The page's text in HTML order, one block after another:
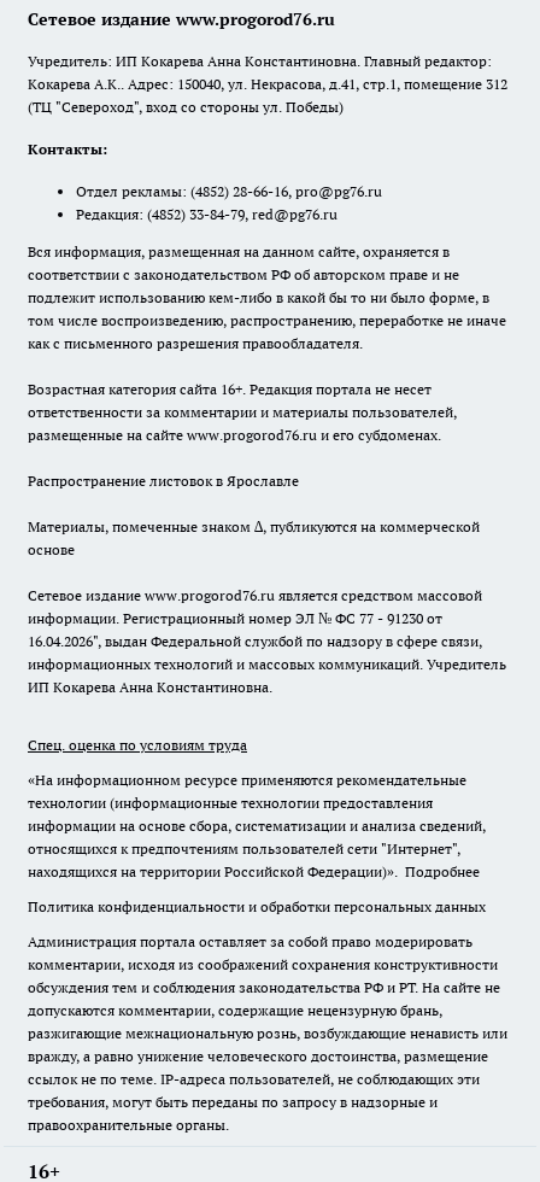
Сетевое издание www.progorod76.ru
Учредитель: ИП Кокарева Анна Константиновна. Главный редактор:
Кокарева А.К.. Адрес: 150040, ул. Некрасова, д.41, стр.1, помещение 312
(ТЦ "Североход", вход со стороны ул. Победы)
Контакты:
Отдел рекламы: (4852) 28-66-16, pro@pg76.ru
Редакция: (4852) 33-84-79, red@pg76.ru
Вся информация, размещенная на данном сайте, охраняется в
соответствии с законодательством РФ об авторском праве и не
подлежит использованию кем-либо в какой бы то ни было форме, в
том числе воспроизведению, распространению, переработке не иначе
как с письменного разрешения правообладателя.
Возрастная категория сайта 16+. Редакция портала не несет
ответственности за комментарии и материалы пользователей,
размещенные на сайте www.progorod76.ru и его субдоменах.
Распространение листовок в Ярославле
Материалы, помеченные знаком ∆, публикуются на коммерческой
основе
Сетевое издание www.progorod76.ru является средством массовой
информации. Регистрационный номер ЭЛ № ФС 77 - 91230 от
16.04.2026", выдан Федеральной службой по надзору в сфере связи,
информационных технологий и массовых коммуникаций. Учредитель
ИП Кокарева Анна Константиновна.
Спец. оценка по условиям труда
«На информационном ресурсе применяются рекомендательные
технологии (информационные технологии предоставления
информации на основе сбора, систематизации и анализа сведений,
относящихся к предпочтениям пользователей сети "Интернет",
находящихся на территории Российской Федерации)». Подробнее
Политика конфиденциальности и обработки персональных данных
Администрация портала оставляет за собой право модерировать
комментарии, исходя из соображений сохранения конструктивности
обсуждения тем и соблюдения законодательства РФ и РТ. На сайте не
допускаются комментарии, содержащие нецензурную брань,
разжигающие межнациональную рознь, возбуждающие ненависть или
вражду, а равно унижение человеческого достоинства, размещение
ссылок не по теме. IP-адреса пользователей, не соблюдающих эти
требования, могут быть переданы по запросу в надзорные и
правоохранительные органы.
16+